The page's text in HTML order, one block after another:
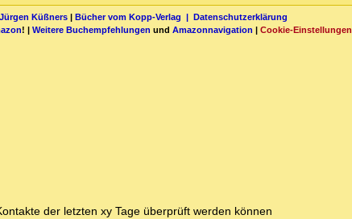
Küßners| Bücher vom Kopp-Verlag | Datenschutzerklärung
! | Weitere Buchempfehlungen und Amazonnavigation | Cookie-Einstellungen
der letzten xy Tage überprüft werden können